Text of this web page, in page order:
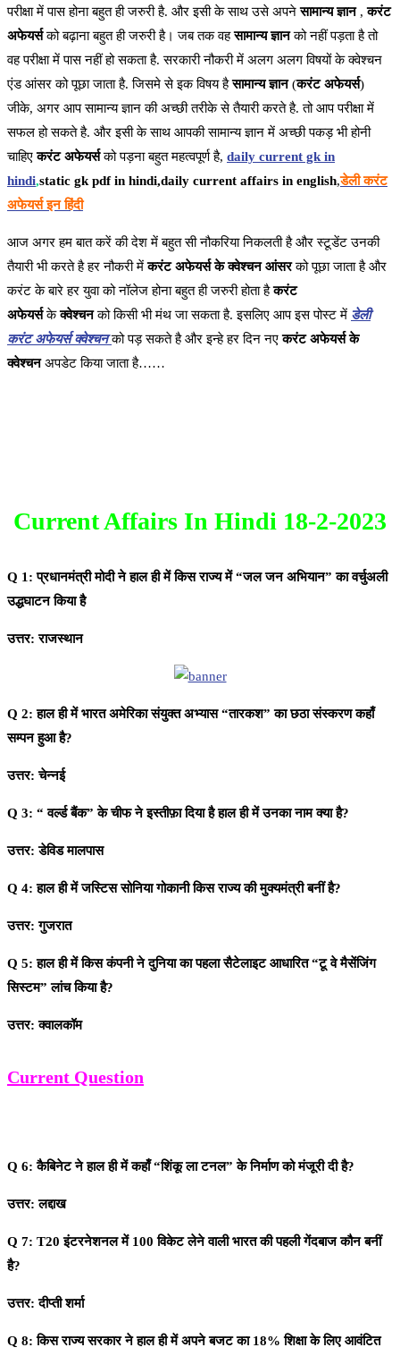
परीक्षा में पास होना बहुत ही जरुरी है. और इसी के साथ उसे अपनेसामान्य ज्ञान,करंट
अफेयर्सको बढ़ाना बहुत ही जरुरी है। जब तक वहसामान्य ज्ञानको नहीं पड़ता है तो
वह परीक्षा में पास नहीं हो सकता है. सरकारी नौकरी में अलग अलग विषयों के क्वेश्चन
एंड आंसर को पूछा जाता है. जिसमे से इक विषय हैसामान्य ज्ञान(करंट अफेयर्स)
जीके, अगर आप सामान्य ज्ञान की अच्छी तरीके से तैयारी करते है. तो आप परीक्षा में
सफल हो सकते है. और इसी के साथ आपकी सामान्य ज्ञान में अच्छी पकड़ भी होनी
चाहिएकरंट अफेयर्सको पड़ना बहुत महत्वपूर्ण है, daily current gk in
hindi,static gk pdf in hindi,daily current affairs in english,डेली करंट
अफेयर्स इन हिंदी
आज अगर हम बात करें की देश में बहुत सी नौकरिया निकलती है और स्टूडेंट उनकी
तैयारी भी करते है हर नौकरी मेंकरंट अफेयर्स के क्वेश्चन आंसरको पूछा जाता है और
करंट के बारे हर युवा को नॉलेज होना बहुत ही जरुरी होता हैकरंट
अफेयर्सकेक्वेश्चनको किसी भी मंथ जा सकता है. इसलिए आप इस पोस्ट में डेली
करंट अफेयर्स क्वेश्चन को पड़ सकते है और इन्हे हर दिन नएकरंट अफेयर्स के
क्वेश्चनअपडेट किया जाता है……
Current Affairs In Hindi 18-2-2023
Q 1: प्रधानमंत्री मोदी ने हाल ही में किस राज्य में “जल जन अभियान” का वर्चुअली
उद्धघाटन किया है
उत्तर: राजस्थान
Q 2: हाल ही में भारत अमेरिका संयुक्त अभ्यास “तारकश” का छठा संस्करण कहाँ
सम्पन हुआ है?
उत्तर: चेन्नई
Q 3: “ वर्ल्ड बैंक” के चीफ ने इस्तीफ़ा दिया है हाल ही में उनका नाम क्या है?
उत्तर: डेविड मालपास
Q 4: हाल ही में जस्टिस सोनिया गोकानी किस राज्य की मुक्यमंत्री बनीं है?
उत्तर: गुजरात
Q 5: हाल ही में किस कंपनी ने दुनिया का पहला सैटेलाइट आधारित “टू वे मैसेंजिंग
सिस्टम” लांच किया है?
उत्तर: क्वालकॉम
Current Question
Q 6: कैबिनेट ने हाल ही में कहाँ “शिंकू ला टनल” के निर्माण को मंजूरी दी है?
उत्तर: लद्दाख
Q 7: T20 इंटरनेशनल में 100 विकेट लेने वाली भारत की पहली गेंदबाज कौन बनीं
है?
उत्तर: दीप्ती शर्मा
Q 8: किस राज्य सरकार ने हाल ही में अपने बजट का 18% शिक्षा के लिए आवंटित